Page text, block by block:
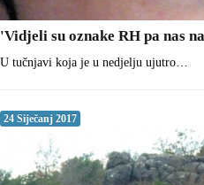
'Vidjeli su oznake RH pa nas
U tučnjavi koja je u nedjelju ujutro…
24 Siječanj 2017